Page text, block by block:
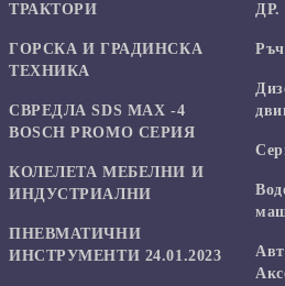
ТРАКТОРИ
ГОРСКА И ГРАДИНСКА
ТЕХНИКА
СВРЕДЛА SDS MAX -4
BOSCH PROMO СЕРИЯ
КОЛЕЛЕТА МЕБЕЛНИ И
ИНДУСТРИАЛНИ
ПНЕВМАТИЧНИ
ИНСТРУМЕНТИ 24.01.2023
ДР.